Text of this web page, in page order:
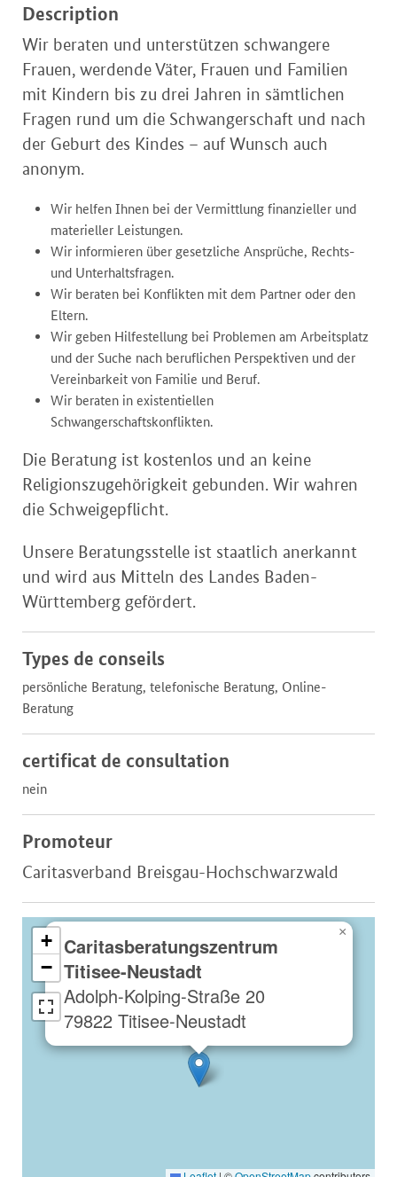
Description
Wir beraten und unterstützen schwangere
Frauen, werdende Väter, Frauen und Familien
mit Kindern bis zu drei Jahren in sämtlichen
Fragen rund um die Schwangerschaft und nach
der Geburt des Kindes – auf Wunsch auch
anonym.
Wir helfen Ihnen bei der Vermittlung finanzieller und
materieller Leistungen.
Wir informieren über gesetzliche Ansprüche, Rechts-
und Unterhaltsfragen.
Wir beraten bei Konflikten mit dem Partner oder den
Eltern.
Wir geben Hilfestellung bei Problemen am Arbeitsplatz
und der Suche nach beruflichen Perspektiven und der
Vereinbarkeit von Familie und Beruf.
Wir beraten in existentiellen
Schwangerschaftskonflikten.
Die Beratung ist kostenlos und an keine
Religionszugehörigkeit gebunden. Wir wahren
die Schweigepflicht.
Unsere Beratungsstelle ist staatlich anerkannt
und wird aus Mitteln des Landes Baden-
Württemberg gefördert.
Types de conseils
persönliche Beratung, telefonische Beratung, Online-
Beratung
certificat de consultation
nein
Promoteur
Caritasverband Breisgau-Hochschwarzwald
Caritasberatungszentrum
Titisee-Neustadt
Adolph-Kolping-Straße 20
79822 Titisee-Neustadt
×
+
−